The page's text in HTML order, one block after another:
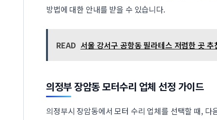
방법에 대한 안내를 받을 수 있습니다.
READ 서울 강서구 공항동 필라테스 저렴한 곳
의정부 장암동 모터수리 업체 선정 가이드
의정부시 장암동에서 모터 수리 업체를 선택할 때, 다